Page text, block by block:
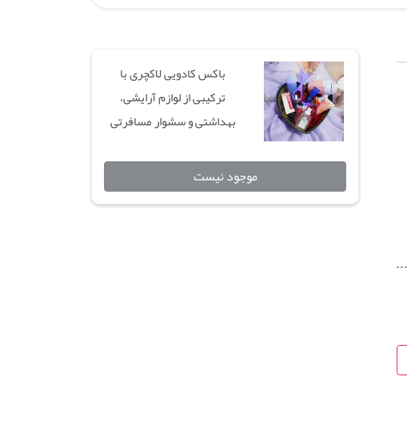
باکس کادویی لاکچری با
ترکیبی از لوازم آرایشی،
بهداشتی و سشوار مسافرتی
موجود نیست